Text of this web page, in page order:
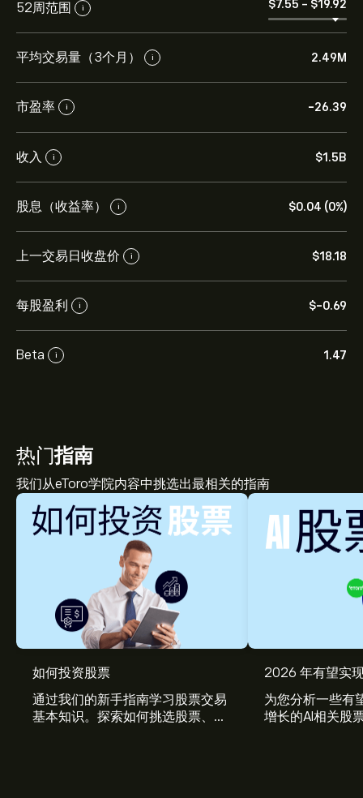
52周范围 i ‎$‎7.55 - ‎$‎19.92
平均交易量（3个月） i 2.49M
市盈率 i -26.39
收入 i ‎$‎1.5B
股息（收益率） i ‎$‎0.04 (0%)
上一交易日收盘价 i ‎$‎18.18
每股盈利 i ‎$‎-0.69
Beta i 1.47
热门指南
我们从eToro学院内容中挑选出最相关的指南
如何投资股票
通过我们的新手指南学习股票交易
基本知识。探索如何挑选股票、管
2026 年有望实
为您分析一些有
增长的AI相关股
PEB 现价为‎$‎18.18。
Pebblebrook Hotel Trust 的平均价格目标为‎$‎18.18。注册